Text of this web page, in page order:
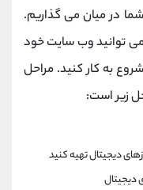
شما در میان می گذاریم.
می توانید وب سایت خود
به کار کنید. مراحل
زیر است:
دیجیتال تهیه کنید
دیجیتال